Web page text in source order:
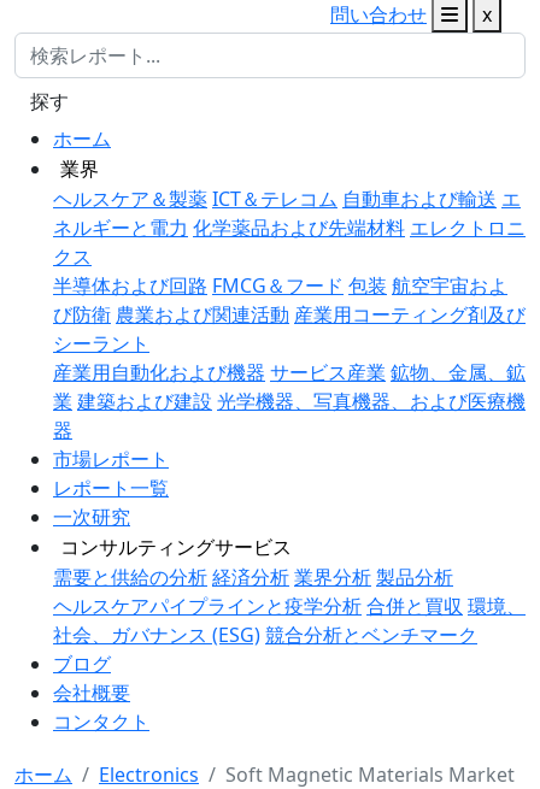
問い合わせ
x
ホーム
業界
ヘルスケア＆製薬ICT＆テレコム 自動車および輸送 エ
ネルギーと電力 化学薬品および先端材料 エレクトロニ
クス
半導体および回路 FMCG＆フード 包装 航空宇宙およ
び防衛 農業および関連活動 産業用コーティング剤及び
シーラント
産業用自動化および機器 サービス産業 鉱物、金属、鉱
業 建築および建設 光学機器、写真機器、および医療機
器
市場レポート
レポート一覧
一次研究
コンサルティングサービス
需要と供給の分析経済分析業界分析製品分析
ヘルスケアパイプラインと疫学分析合併と買収 環境、
社会、ガバナンス (ESG)競合分析とベンチマーク
ブログ
会社概要
コンタクト
探す
ホーム Electronics Soft Magnetic Materials Market